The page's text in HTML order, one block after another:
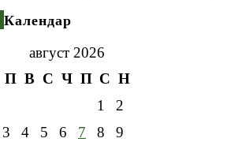
Календар
август 2026
П В С Ч П С Н
1
2
3
4 5 6 7 8
9